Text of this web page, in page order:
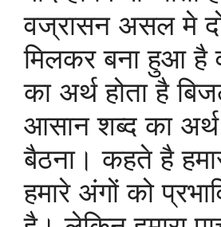
वज्रासन असल मे
मिलकर बना हुआ है
का अर्थ होता है
आसान शब्द का अर्थ
बैठना। कहते है
हमारे अंगों को